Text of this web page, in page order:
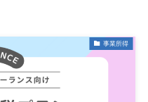
事業所得